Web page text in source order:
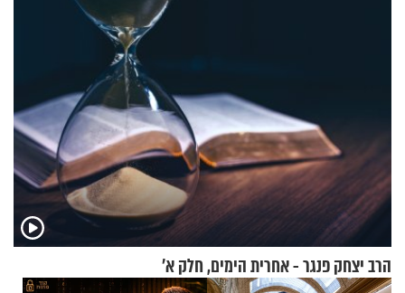
הרב יצחק פנגר - אחרית הימים, חלק א’